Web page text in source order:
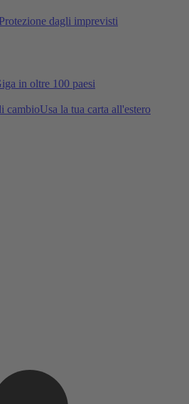
Protezione dagli imprevisti
in oltre 100 paesi
cambioUsa la tua carta all'estero